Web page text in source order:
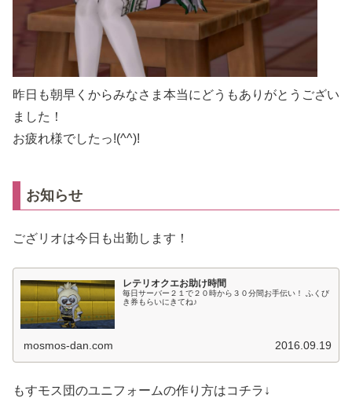
昨日も朝早くからみなさま本当にどうもありがとうござい
ました！
お疲れ様でしたっ!(^^)!
お知らせ
ござリオは今日も出勤します！
レテリオクエお助け時間
毎日サーバー２１で２０時から３０分間お手伝い！ ふくび
き券もらいにきてね♪
mosmos-dan.com 2016.09.19
もすモス団のユニフォームの作り方はコチラ↓